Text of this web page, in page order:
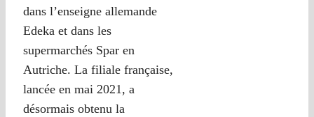
dans l’enseigne allemande
Edeka et dans les
supermarchés Spar en
Autriche. La filiale française,
lancée en mai 2021, a
désormais obtenu la